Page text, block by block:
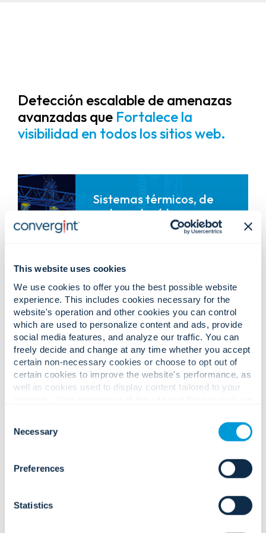
This website uses cookies
We use cookies to offer you the best possible website
experience. This includes cookies necessary for the
website's operation and other cookies you can control
which are used to personalize content and ads, provide
social media features, and analyze our traffic. You can
freely decide and change at any time whether you accept
certain non-necessary cookies or choose to opt out of
certain cookies to improve the website's performance, as
well as cookies used to display content tailored to your
cookies. Click "Show details" below for more information
about who we share your information with.
Selection
Necessary
Preferences
Statistics
Detección escalable de amenazas
avanzadas que Fortalece la
visibilidad en todos los sitios web.
Sistemas térmicos, de
radar y de vídeo.
Monitoreo térmico e infrarrojo
de la línea de visión.
Sistemas de radar
Radar terrestre, marino y perimetral
que identifica el movimiento en
grandes áreas.
Adaptabilidad ambiental
Hardware diseñado para soportar
condiciones adversas, vibraciones y
clima extremo.
detección aérea y móvil.